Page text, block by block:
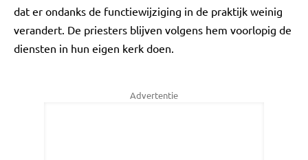
dat er ondanks de functiewijziging in de praktijk weinig
verandert. De priesters blijven volgens hem voorlopig de
diensten in hun eigen kerk doen.
Advertentie